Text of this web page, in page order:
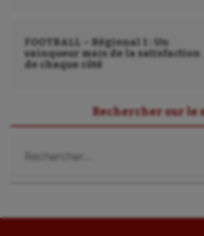
FOOTBALL – Régional 1 : Un
vainqueur mais de la satisfaction
de chaque côté
Rechercher sur le